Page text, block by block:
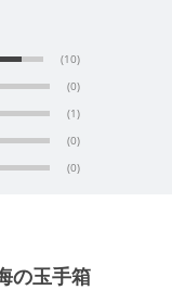
(10)
(0)
(1)
(0)
(0)
の玉手箱